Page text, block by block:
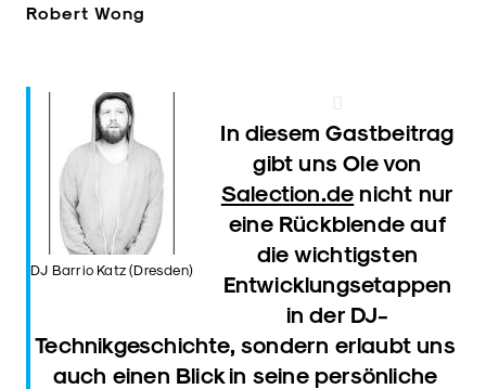
Robert Wong
DJ Barrio Katz (Dresden)
In diesem Gastbeitrag
gibt uns Ole von
Salection.de nicht nur
eine Rückblende auf
die wichtigsten
Entwicklungsetappen
in der DJ-
Technikgeschichte, sondern erlaubt uns
auch einen Blick in seine persönliche